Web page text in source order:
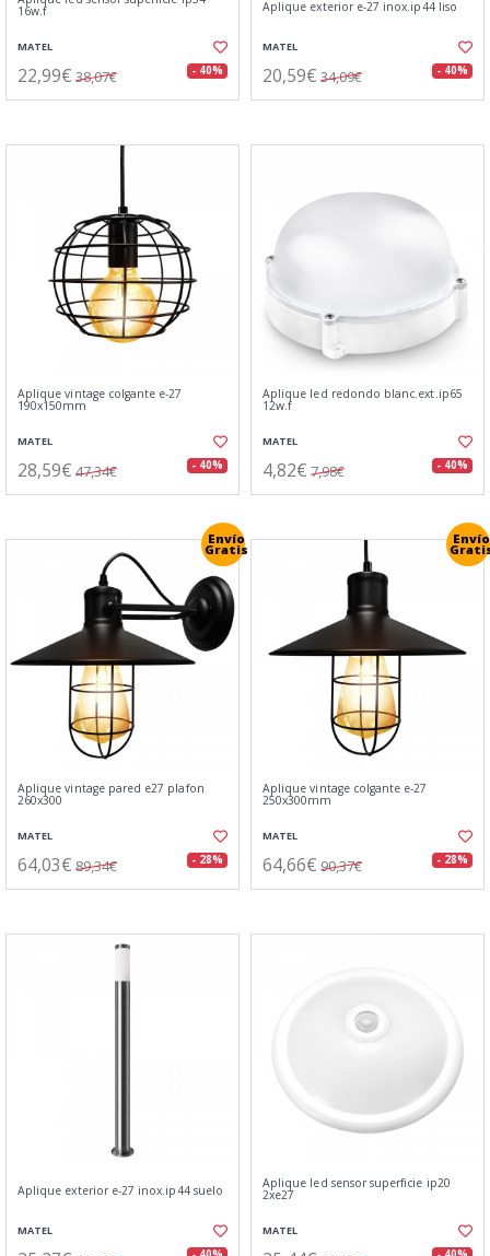
16w.f
MATEL
22,99€ 38,07€ - 40%
Aplique exterior e-27 inox.ip44 liso
MATEL
20,59€ 34,09€ - 40%
Aplique vintage colgante e-27
190x150mm
MATEL
28,59€ 47,34€ - 40%
Aplique led redondo blanc.ext.ip65
12w.f
MATEL
4,82€ 7,98€ - 40%
Envío
Gratis
Aplique vintage pared e27 plafon
260x300
MATEL
64,03€ 89,34€ - 28%
Envío
Aplique vintage colgante e-27
250x300mm
MATEL
64,66€ 90,37€ - 28%
Aplique exterior e-27 inox.ip44 suelo
MATEL
Aplique led sensor superficie ip20
2xe27
MATEL